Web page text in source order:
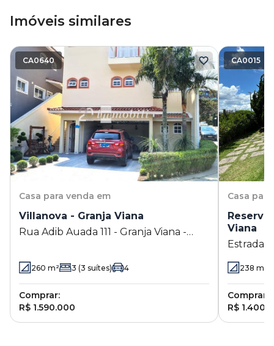
Imóveis similares
CA0640
Casa para venda em
Villanova - Granja Viana
Rua Adib Auada 111 - Granja Viana -
260 m² 3 (3 suítes) 4
Comprar:
R$ 1.590.000
CA0015
Casa
Reserva
Viana
Estrada
Viana -
238 m²
Comprar:
R$